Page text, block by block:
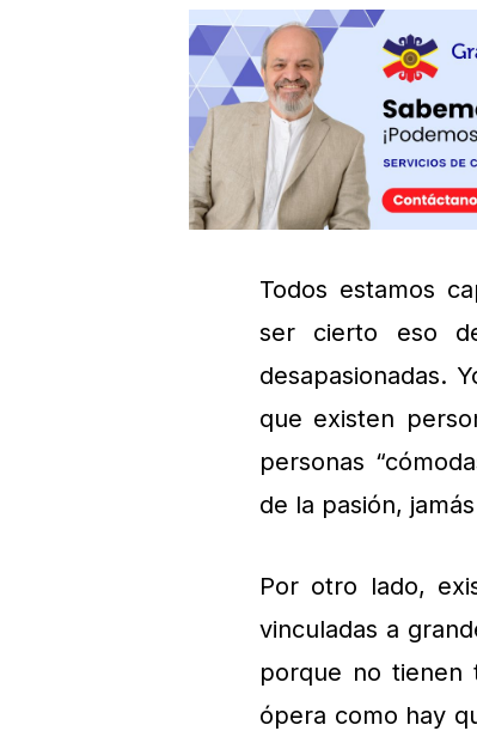
Todos estamos
ser cierto eso
desapasionadas.
que existen
personas
de la pasión,
Por otro lado,
vinculadas a
porque no tienen
ópera como hay